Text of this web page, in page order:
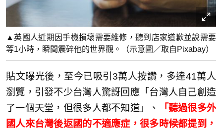
▲英國人近期因手機損壞需要維修，聽到店家道歉並說需要
等1小時，瞬間震碎他的世界觀。（示意圖／取自Pixabay）
貼文曝光後，至今已吸引3萬人按讚，多達41萬人
瀏覽，引發不少台灣人驚訝回應「台灣人自己創造
了一個天堂，但很多人都不知道」、
「聽過很多外
國人來台灣後返國的不適應症，很多時候都提到，